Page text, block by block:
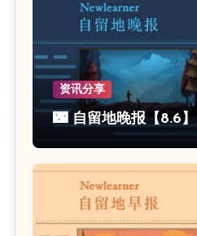
资讯分享
🌃 自留地晚报【8.6】